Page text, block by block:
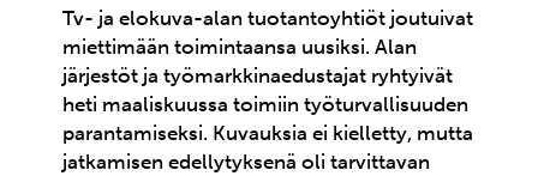
Tv- ja elokuva-alan tuotantoyhtiöt joutuivat
miettimään toimintaansa uusiksi. Alan
järjestöt ja työmarkkinaedustajat ryhtyivät
heti maaliskuussa toimiin työturvallisuuden
parantamiseksi. Kuvauksia ei kielletty, mutta
jatkamisen edellytyksenä oli tarvittavan